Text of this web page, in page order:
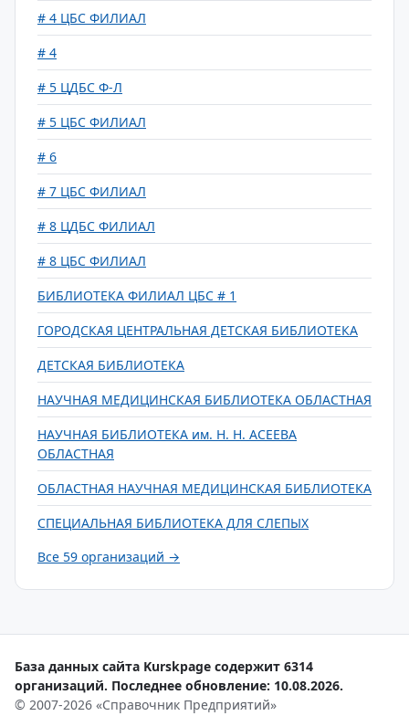
# 4 ЦБС ФИЛИАЛ
# 4
# 5 ЦДБС Ф-Л
# 5 ЦБС ФИЛИАЛ
# 6
# 7 ЦБС ФИЛИАЛ
# 8 ЦДБС ФИЛИАЛ
# 8 ЦБС ФИЛИАЛ
БИБЛИОТЕКА ФИЛИАЛ ЦБС # 1
ГОРОДСКАЯ ЦЕНТРАЛЬНАЯ ДЕТСКАЯ БИБЛИОТЕКА
ДЕТСКАЯ БИБЛИОТЕКА
НАУЧНАЯ МЕДИЦИНСКАЯ БИБЛИОТЕКА ОБЛАСТНАЯ
НАУЧНАЯ БИБЛИОТЕКА им. Н. Н. АСЕЕВА
ОБЛАСТНАЯ
ОБЛАСТНАЯ НАУЧНАЯ МЕДИЦИНСКАЯ БИБЛИОТЕКА
СПЕЦИАЛЬНАЯ БИБЛИОТЕКА ДЛЯ СЛЕПЫХ
Все 59 организаций →
База данных сайта Kurskpage содержит 6314
организаций. Последнее обновление: 10.08.2026.
© 2007-2026 «Справочник Предприятий»